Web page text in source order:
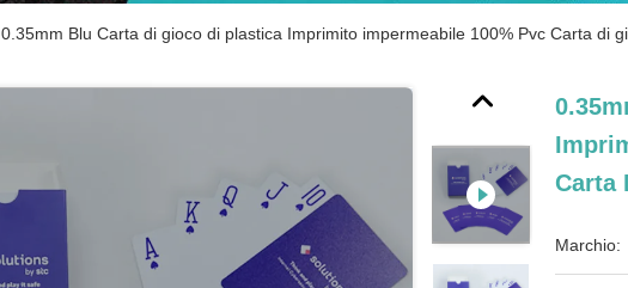
0.35mm Blu Carta di gioco di plastica Imprimito impermeabile 100% Pvc Carta di
Carta
Marchio: